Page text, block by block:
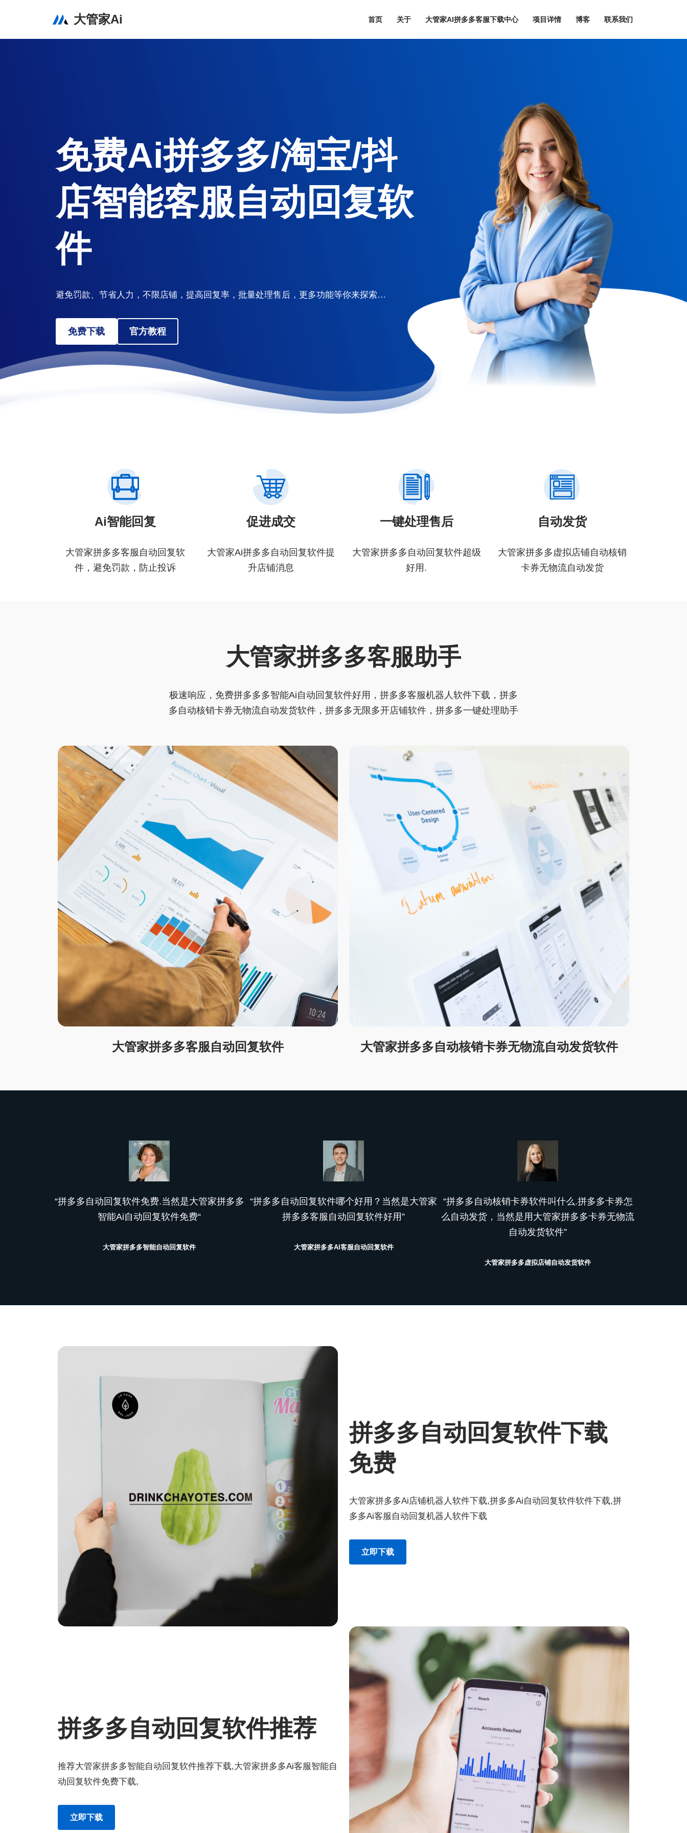
大管家Ai 首页 关于 大管家AI拼多多客服下载中心 项目详情 博客 联系我们
免费Ai拼多多/淘宝/抖
店智能客服自动回复软
件
避免罚款、节省人力，不限店铺，提高回复率，批量处理售后，更多功能等你来探索…
免费下载 官方教程
Ai智能回复
大管家拼多多客服自动回复软
件，避免罚款，防止投诉
促进成交
大管家Ai拼多多自动回复软件提
升店铺消息
一键处理售后
大管家拼多多自动回复软件超级
好用.
自动发货
大管家拼多多虚拟店铺自动核销
卡券无物流自动发货
大管家拼多多客服助手
极速响应，免费拼多多多智能Ai自动回复软件好用，拼多多客服机器人软件下载，拼多
多自动核销卡券无物流自动发货软件，拼多多无限多开店铺软件，拼多多一键处理助手
大管家拼多多客服自动回复软件 大管家拼多多自动核销卡券无物流自动发货软件
“拼多多自动回复软件免费.当然是大管家拼多多
智能Ai自动回复软件免费“
大管家拼多多智能自动回复软件
“拼多多自动回复软件哪个好用？当然是大管家
拼多多客服自动回复软件好用”
大管家拼多多AI客服自动回复软件
“拼多多自动核销卡券软件叫什么.拼多多卡券怎
么自动发货，当然是用大管家拼多多卡券无物流
自动发货软件”
大管家拼多多虚拟店铺自动发货软件
拼多多自动回复软件下载
免费
大管家拼多多Ai店铺机器人软件下载,拼多多Ai自动回复软件软件下载,拼
多多Ai客服自动回复机器人软件下载
立即下载
拼多多自动回复软件推荐
推荐大管家拼多多智能自动回复软件推荐下载,大管家拼多多Ai客服智能自
动回复软件免费下载,
立即下载